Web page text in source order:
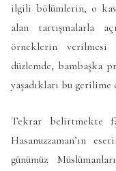
ilgili bölümlerin, o
alan tartışmalarla
örneklerin
düzlemde, bambaşka
yaşadıkları bu
Tekrar belirtmekte
Hasanuzzaman’ın
günümüz